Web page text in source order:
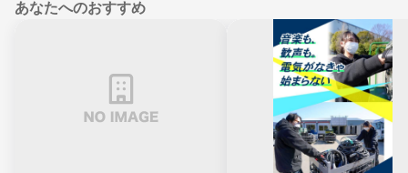
あなたへのおすすめ